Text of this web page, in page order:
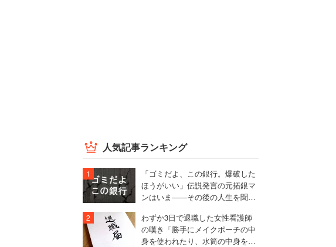
人気記事ランキング
「ゴミだよ、この銀行。爆破した
ほうがいい」伝説発言の元拓銀マ
ンはいま――その後の人生を聞い
わずか3日で退職した女性看護師
の嘆き「勝手にメイクポーチの中
身を使われたり、水筒の中身を捨